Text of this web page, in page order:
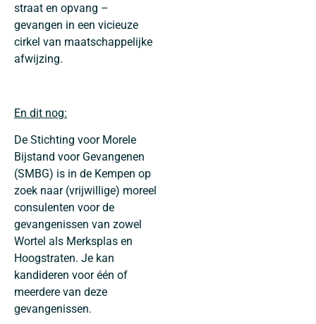
straat en opvang –
gevangen in een vicieuze
cirkel van maatschappelijke
afwijzing.
En dit nog:
De Stichting voor Morele
Bijstand voor Gevangenen
(SMBG) is in de Kempen op
zoek naar (vrijwillige) moreel
consulenten voor de
gevangenissen van zowel
Wortel als Merksplas en
Hoogstraten. Je kan
kandideren voor één of
meerdere van deze
gevangenissen.